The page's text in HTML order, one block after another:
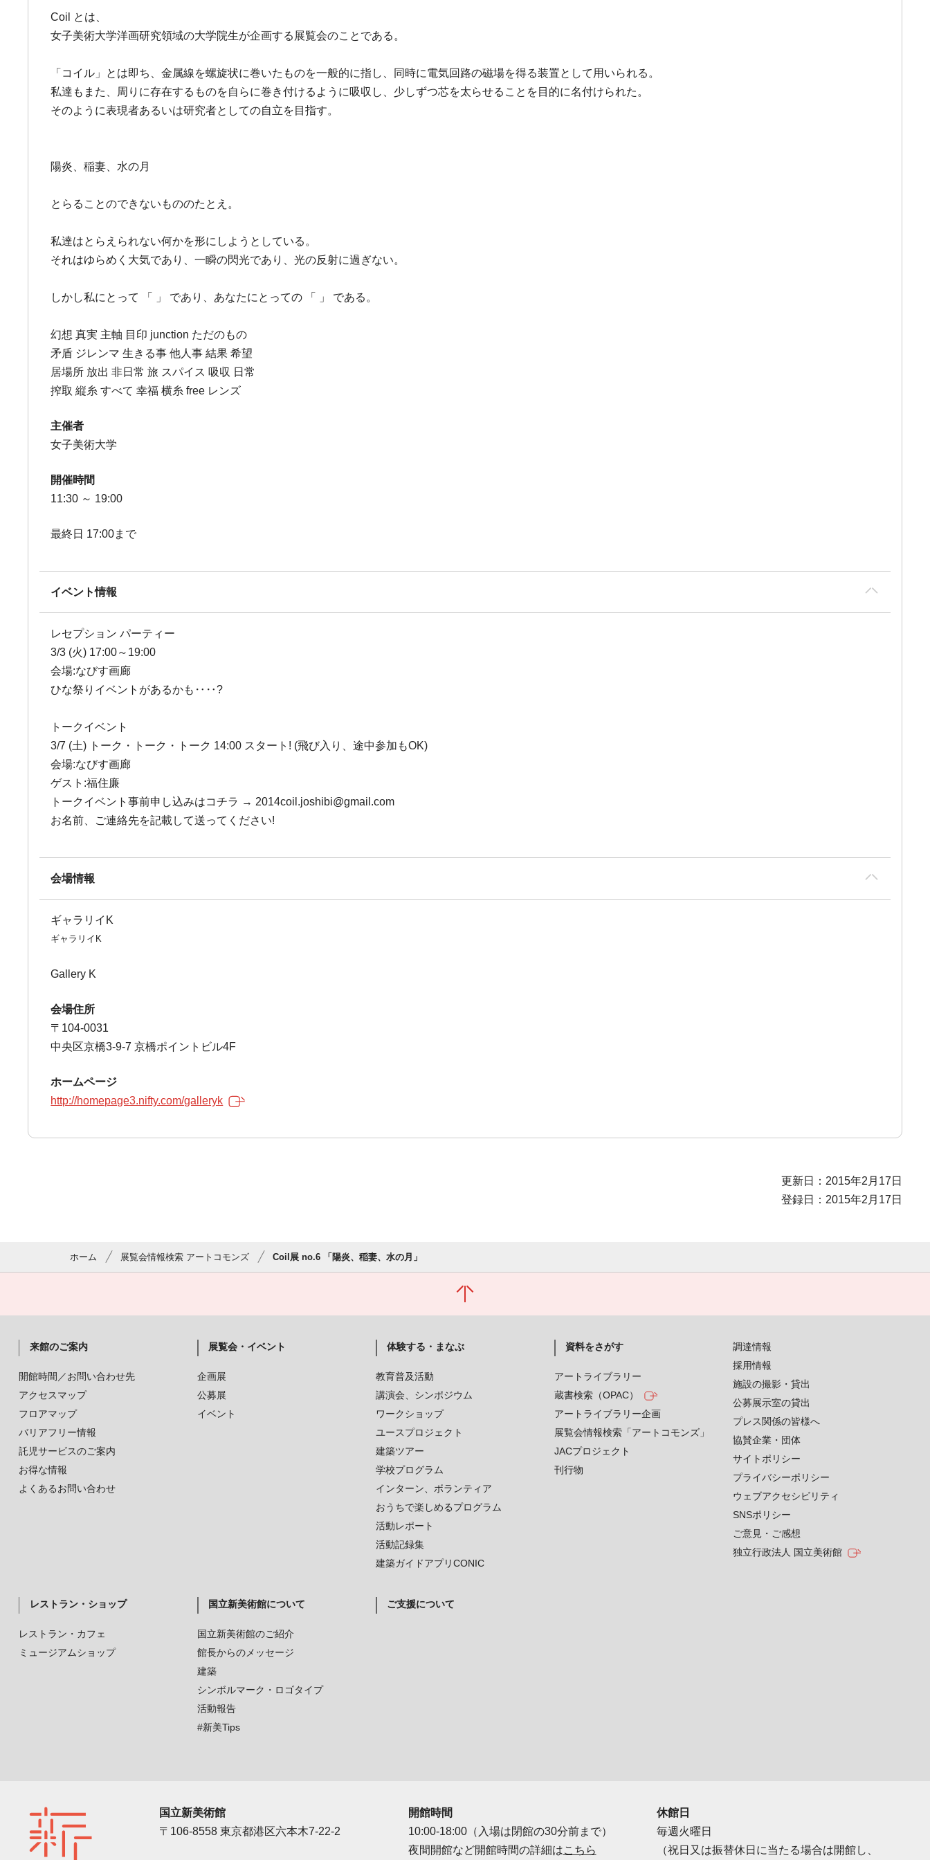
Coil とは、
女子美術大学洋画研究領域の大学院生が企画する展覧会のことである。
「コイル」とは即ち、金属線を螺旋状に巻いたものを一般的に指し、同時に電気回路の磁場を得る装置として用いられる。
私達もまた、周りに存在するものを自らに巻き付けるように吸収し、少しずつ芯を太らせることを目的に名付けられた。
そのように表現者あるいは研究者としての自立を目指す。
陽炎、稲妻、水の月
とらることのできないもののたとえ。
私達はとらえられない何かを形にしようとしている。
それはゆらめく大気であり、一瞬の閃光であり、光の反射に過ぎない。
しかし私にとって 「 」 であり、あなたにとっての 「 」 である。
幻想 真実 主軸 目印 junction ただのもの
矛盾 ジレンマ 生きる事 他人事 結果 希望
居場所 放出 非日常 旅 スパイス 吸収 日常
搾取 縦糸 すべて 幸福 横糸 free レンズ
主催者
女子美術大学
開催時間
11:30 ～ 19:00
最終日 17:00まで
イベント情報
レセプション パーティー
3/3 (火) 17:00～19:00
会場:なびす画廊
ひな祭りイベントがあるかも‥‥?
トークイベント
3/7 (土) トーク・トーク・トーク 14:00 スタート! (飛び入り、途中参加もOK)
会場:なびす画廊
ゲスト:福住廉
トークイベント事前申し込みはコチラ → 2014coil.joshibi@gmail.com
お名前、ご連絡先を記載して送ってください!
会場情報
ギャラリイK
ギャラリイK
Gallery K
会場住所
〒104-0031
中央区京橋3-9-7 京橋ポイントビル4F
ホームページ
http://homepage3.nifty.com/galleryk
更新日：2015年2月17日
登録日：2015年2月17日
ホーム 展覧会情報検索 アートコモンズ Coil展 no.6 「陽炎、稲妻、水の月」
来館のご案内
開館時間／お問い合わせ先
アクセスマップ
フロアマップ
バリアフリー情報
託児サービスのご案内
お得な情報
よくあるお問い合わせ
展覧会・イベント
企画展
公募展
イベント
体験する・まなぶ
教育普及活動
講演会、シンポジウム
ワークショップ
ユースプロジェクト
建築ツアー
学校プログラム
インターン、ボランティア
おうちで楽しめるプログラム
活動レポート
活動記録集
建築ガイドアプリCONIC
資料をさがす
アートライブラリー
蔵書検索（OPAC）
アートライブラリー企画
展覧会情報検索「アートコモンズ」
JACプロジェクト
刊行物
レストラン・ショップ
レストラン・カフェ
ミュージアムショップ
国立新美術館について
国立新美術館のご紹介
館長からのメッセージ
建築
シンボルマーク・ロゴタイプ
活動報告
#新美Tips
ご支援について
調達情報
採用情報
施設の撮影・貸出
公募展示室の貸出
プレス関係の皆様へ
協賛企業・団体
サイトポリシー
プライバシーポリシー
ウェブアクセシビリティ
SNSポリシー
ご意見・ご感想
独立行政法人 国立美術館
国立新美術館
〒106-8558 東京都港区六本木7-22-2
開館時間
10:00-18:00（入場は閉館の30分前まで）
夜間開館など開館時間の詳細はこちら
休館日
毎週火曜日
（祝日又は振替休日に当たる場合は開館し、